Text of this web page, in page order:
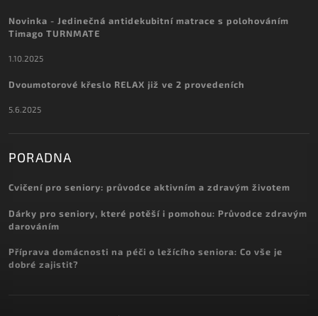
Novinka - Jedinečná antidekubitní matrace s polohováním
Timago TURNMATE
1.10.2025
Dvoumotorové křeslo RELAX již ve 2 provedeních
5.6.2025
PORADNA
Cvičení pro seniory: průvodce aktivním a zdravým životem
Dárky pro seniory, které potěší i pomohou: Průvodce zdravým
darováním
Příprava domácnosti na péči o ležícího seniora: Co vše je
dobré zajistit?